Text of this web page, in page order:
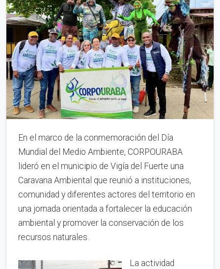
En el marco de la conmemoración del Día
Mundial del Medio Ambiente, CORPOURABA
lideró en el municipio de Vigía del Fuerte una
Caravana Ambiental que reunió a instituciones,
comunidad y diferentes actores del territorio en
una jornada orientada a fortalecer la educación
ambiental y promover la conservación de los
recursos naturales.
La actividad